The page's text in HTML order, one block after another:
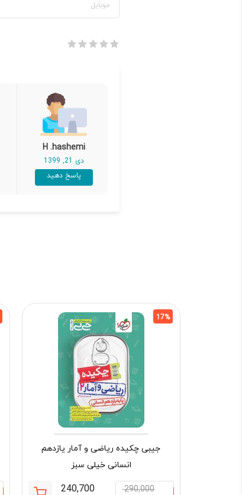
H .hashemi
دی 21, 1399
پاسخ دهید
17%
جیبی چکیده ریاضی و آمار یازدهم
انسانی خیلی سبز
290,000
240,700